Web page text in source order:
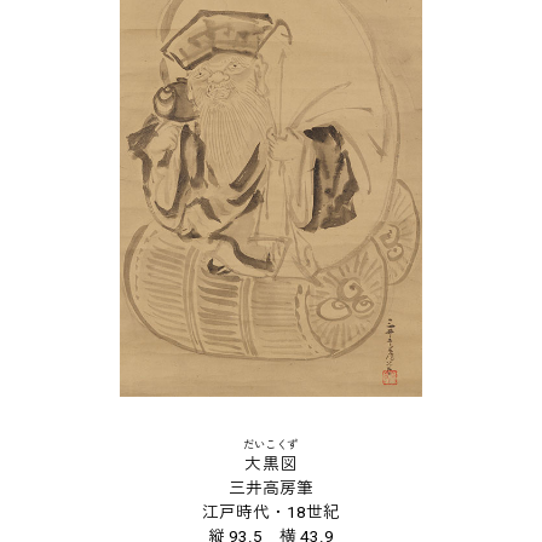
大黒図
だいこくず
三井高房筆
江戸時代・18世紀
縦 93.5 横 43.9